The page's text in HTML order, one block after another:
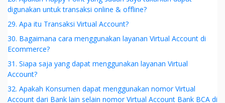
digunakan untuk transaksi online & offline?
29. Apa itu Transaksi Virtual Account?
30. Bagaimana cara menggunakan layanan Virtual Account di
Ecommerce?
31. Siapa saja yang dapat menggunakan layanan Virtual
Account?
32. Apakah Konsumen dapat menggunakan nomor Virtual
Account dari Bank lain selain nomor Virtual Account Bank BCA di